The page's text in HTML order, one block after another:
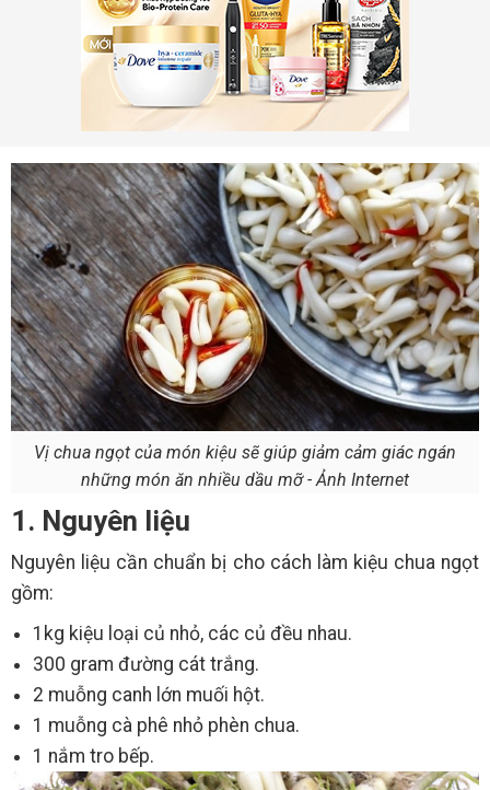
Vị chua ngọt của món kiệu sẽ giúp giảm cảm giác ngán
những món ăn nhiều dầu mỡ - Ảnh Internet
1. Nguyên liệu
Nguyên liệu cần chuẩn bị cho cách làm kiệu chua ngọt
gồm:
1kg kiệu loại củ nhỏ, các củ đều nhau.
300 gram đường cát trắng.
2 muỗng canh lớn muối hột.
1 muỗng cà phê nhỏ phèn chua.
1 nắm tro bếp.